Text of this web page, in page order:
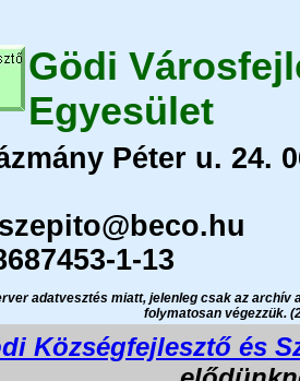
Gödi
Egyesület
Péter u. 24.
1-13
adatvesztés miatt, jelenleg csak az
folymatosan végezzük.
Községfejlesztő és